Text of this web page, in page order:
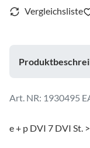
1930495
e + p DVI 7 DVI St.